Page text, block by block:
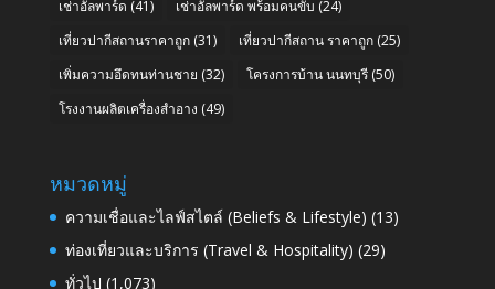
เช่าอัลพาร์ด (41) เช่าอัลพาร์ด พร้อมคนขับ (24)
เที่ยวปากีสถานราคาถูก(31) เที่ยวปากีสถาน ราคาถูก(25)
เพิ่มความอึดทนท่านชาย (32) โครงการบ้าน นนทบุรี(50)
โรงงานผลิตเครื่องสำอาง (49)
หมวดหมู่
ความเชื่อและไลฟ์สไตล์ (Beliefs & Lifestyle) (13)
ท่องเที่ยวและบริการ (Travel & Hospitality) (29)
ทั่วไป (1,073)